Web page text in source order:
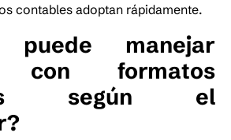
contables adoptan rápidamente.
manejar
con formatos
según el